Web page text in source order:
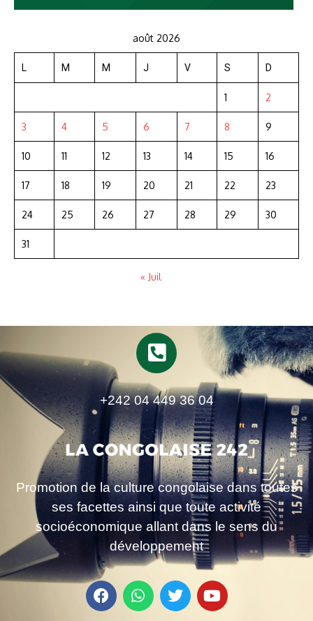
août 2026
L M M J V S D
1 2
3 4 5 6 7 8 9
10 11 12 13 14 15 16
17 18 19 20 21 22 23
24 25 26 27 28 29 30
31
« Juil
+242 04 449 36 04
Promotion de la culture congolaise dans toutes
ses facettes ainsi que toute activité
socioéconomique allant dans le sens du
développement